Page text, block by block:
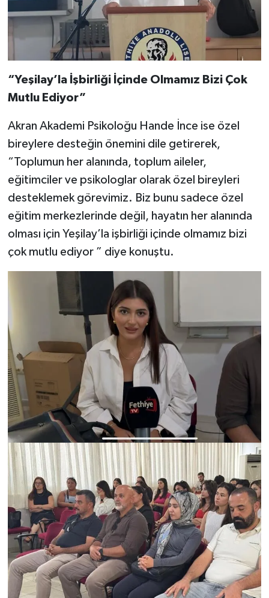
“Yeşilay’la İşbirliği İçinde Olmamız Bizi Çok
Mutlu Ediyor”
Akran Akademi Psikoloğu Hande İnce ise özel
bireylere desteğin önemini dile getirerek,
“Toplumun her alanında, toplum aileler,
eğitimciler ve psikologlar olarak özel bireyleri
desteklemek görevimiz. Biz bunu sadece özel
eğitim merkezlerinde değil, hayatın her alanında
olması için Yeşilay’la işbirliği içinde olmamız bizi
çok mutlu ediyor ” diye konuştu.